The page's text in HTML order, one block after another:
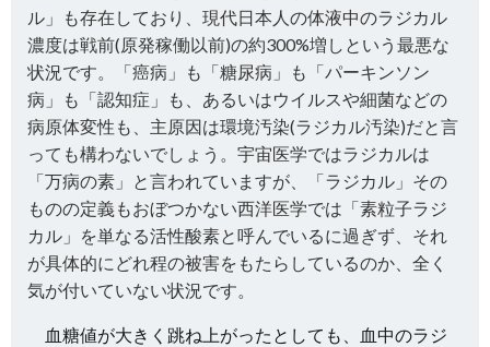
ル」も存在しており、現代日本人の体液中のラジカル
濃度は戦前(原発稼働以前)の約300%増しという最悪な
状況です。「癌病」も「糖尿病」も「パーキンソン
病」も「認知症」も、あるいはウイルスや細菌などの
病原体変性も、主原因は環境汚染(ラジカル汚染)だと言
っても構わないでしょう。宇宙医学ではラジカルは
「万病の素」と言われていますが、「ラジカル」その
ものの定義もおぼつかない西洋医学では「素粒子ラジ
カル」を単なる活性酸素と呼んでいるに過ぎず、それ
が具体的にどれ程の被害をもたらしているのか、全く
気が付いていない状況です。
血糖値が大きく跳ね上がったとしても、血中のラジ